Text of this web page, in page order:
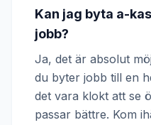
Kan jag byta a-
jobb?
Ja, det är absolut
du byter jobb till en
det vara klokt att se
passar bättre. Kom